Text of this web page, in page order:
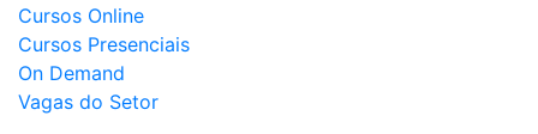
Cursos Online
Cursos Presenciais
On Demand
Vagas do Setor